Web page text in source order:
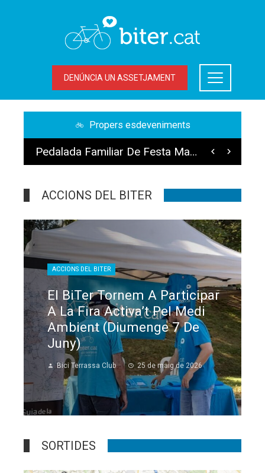
DENÚNCIA UN ASSETJAMENT
Propers esdeveniments
Pedalada Familiar De Festa Major 2026- Dissabte 4 De Juliol
ACCIONS DEL BITER
A Participar
Activa’t Pel Medi
(diumenge 7 De
25 de maig de 2026
ACCIONS DEL BITER
SORTIDES